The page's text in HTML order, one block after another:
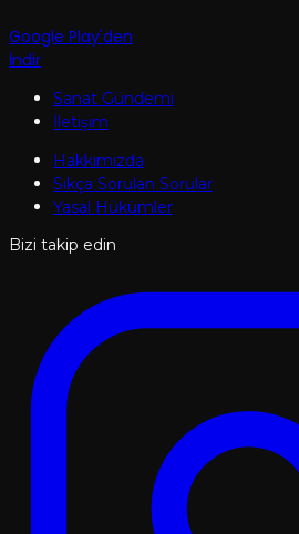
Google Play'den
İndir
Sanat Gündemi
İletişim
Hakkımızda
Sıkça Sorulan Sorular
Yasal Hükümler
Bizi takip edin